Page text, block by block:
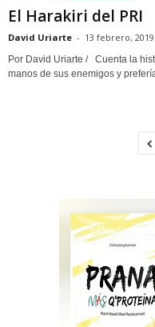
El Harakiri del PRI
David Uriarte - 13 febrero, 2019
Por David Uriarte / Cuenta la
manos de sus enemigos y